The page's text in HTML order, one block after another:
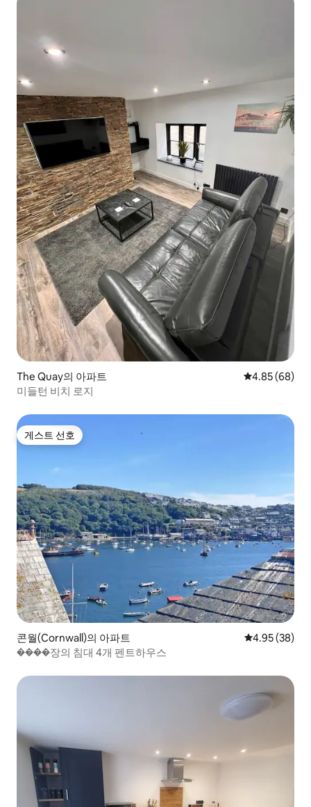
The Quay의 아파트 평점 4.85점(5
4.85 (68)
미들턴 비치 로지
게스트 선호
게스트 선호
콘월(Cornwall)의 아파트 평점 4.95점(5
4.95 (38)
����장의 침대 4개 펜트하우스